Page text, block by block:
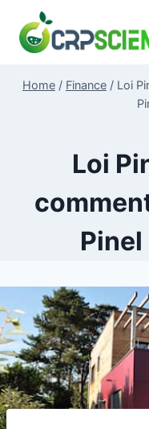
content
Home / Finance / Loi
Loi
Pinel